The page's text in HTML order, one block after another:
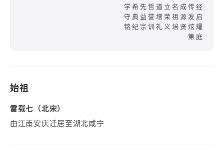
学希先哲道立名成传经
守典益誉增荣祖源发启
铭纪宗训礼义培贤炫耀
第庭
始祖
雷载七（北宋）
由江南安庆迁居至湖北咸宁